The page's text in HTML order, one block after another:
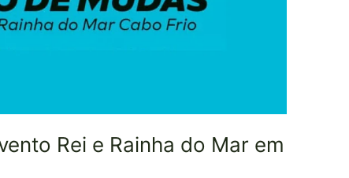
Rei e Rainha do Mar em